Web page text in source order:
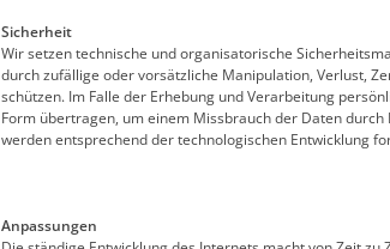
Sicherheit
Wir setzen technische und organisatorische
durch zufällige oder vorsätzliche Manipulation, Verlust,
schützen. Im Falle der Erhebung und Verarbeitung
Form übertragen, um einem Missbrauch der Daten
werden entsprechend der technologischen Entwicklung
Anpassungen